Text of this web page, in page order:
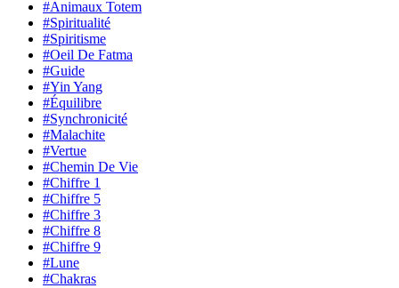
#Animaux Totem
#Spiritualité
#Spiritisme
#Oeil De Fatma
#Guide
#Yin Yang
#Équilibre
#Synchronicité
#Malachite
#Vertue
#Chemin De Vie
#Chiffre 1
#Chiffre 5
#Chiffre 3
#Chiffre 8
#Chiffre 9
#Lune
#Chakras